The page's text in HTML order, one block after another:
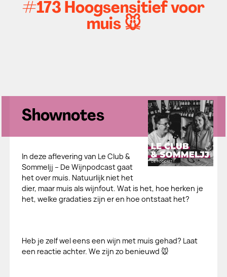
#173 Hoogsensitief voor
muis 🐭
Shownotes
In deze aflevering van Le Club &
Sommeljj – De Wijnpodcast gaat
het over muis. Natuurlijk niet het
dier, maar muis als wijnfout. Wat is het, hoe herken je
het, welke gradaties zijn er en hoe ontstaat het?
Heb je zelf wel eens een wijn met muis gehad? Laat
een reactie achter. We zijn zo benieuwd 🐭